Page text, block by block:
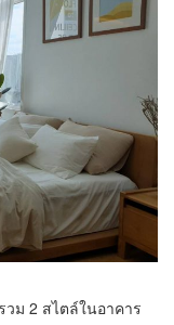
ม 2 สไตล์ในอาคาร